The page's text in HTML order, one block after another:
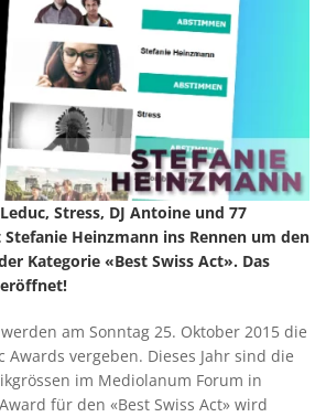
Stress, DJ Antoine und 77
Heinzmann ins Rennen um den
Kategorie «Best Swiss Act». Das
am Sonntag 25. Oktober 2015 die
Awards vergeben. Dieses Jahr sind die
im Mediolanum Forum in
für den «Best Swiss Act» wird